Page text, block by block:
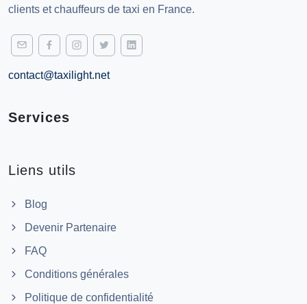
clients et chauffeurs de taxi en France.
contact@taxilight.net
Services
Liens utils
Blog
Devenir Partenaire
FAQ
Conditions générales
Politique de confidentialité